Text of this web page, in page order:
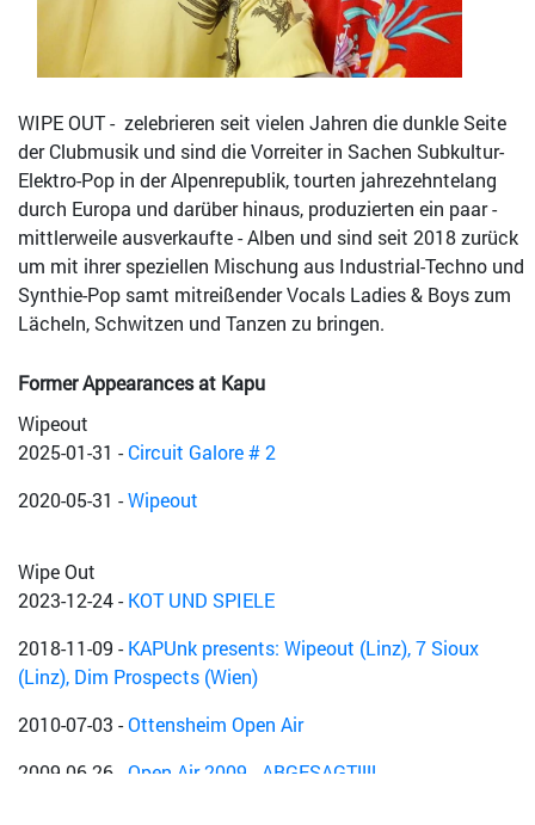
WIPE OUT - zelebrieren seit vielen Jahren die dunkle Seite
der Clubmusik und sind die Vorreiter in Sachen Subkultur-
Elektro-Pop in der Alpenrepublik, tourten jahrezehntelang
durch Europa und darüber hinaus, produzierten ein paar -
mittlerweile ausverkaufte - Alben und sind seit 2018 zurück
um mit ihrer speziellen Mischung aus Industrial-Techno und
Synthie-Pop samt mitreißender Vocals Ladies & Boys zum
Lächeln, Schwitzen und Tanzen zu bringen.
Former Appearances at Kapu
Wipeout
2025-01-31 -Circuit Galore # 2
2020-05-31 -Wipeout
Wipe Out
2023-12-24-KOT UND SPIELE
2018-11-09 -KAPUnk presents: Wipeout (Linz), 7 Sioux
(Linz), Dim Prospects (Wien)
2010-07-03 -Ottensheim Open Air
2009-06-26 Open Air 2009 - ABGESAGT!!!!